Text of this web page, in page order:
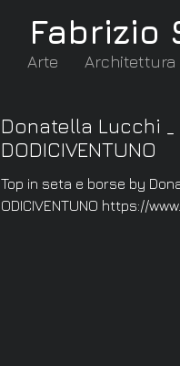
Fabrizio
Arte Architettura
Donatella Lucchi _
DODICIVENTUNO
Top in seta e borse by
ODICIVENTUNO https://